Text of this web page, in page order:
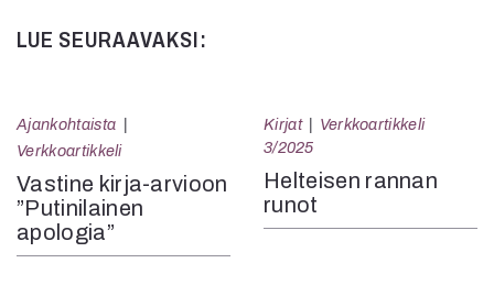
LUE SEURAAVAKSI:
Ajankohtaista
Verkkoartikkeli
Vastine kirja-arvioon
”Putinilainen
apologia”
Kirjat
Verkkoartikkeli
3/2025
Helteisen rannan
runot